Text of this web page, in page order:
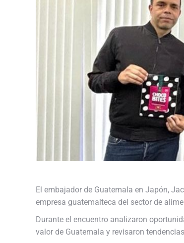
El embajador de Guatemala en Japón,
empresa guatemalteca del sector de
Durante el encuentro analizaron
valor de Guatemala y revisaron